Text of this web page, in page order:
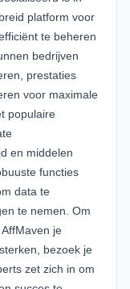
platform voor
te beheren
bedrijven
prestaties
voor maximale
populaire
en middelen
functies
data te
te nemen. Om
AffMaven je
bezoek je
zet zich in om